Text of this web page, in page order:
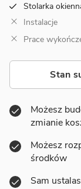
Stolarka
Instalacje
Prace
Stan
Możesz
zmianie
Możesz
środków
Sam